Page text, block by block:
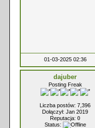
01-03-2025 02:36
dajuber
Posting Freak
Liczba postów: 7,396
Dołączył: Jan 2019
Reputacja: 0
Status: